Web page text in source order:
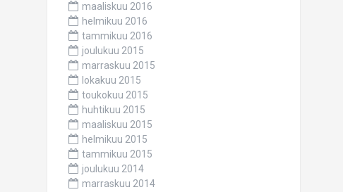
maaliskuu 2016
helmikuu 2016
tammikuu 2016
joulukuu 2015
marraskuu 2015
lokakuu 2015
toukokuu 2015
huhtikuu 2015
maaliskuu 2015
helmikuu 2015
tammikuu 2015
joulukuu 2014
marraskuu 2014